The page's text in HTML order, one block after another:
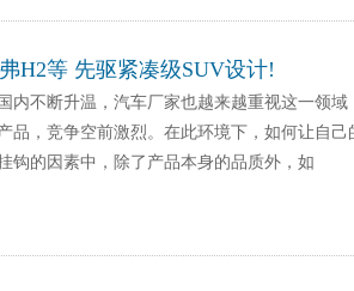
H2等 先驱紧凑级SUV设计!
内不断升温，汽车厂家也越来越重视这一领
品，竞争空前激烈。在此环境下，如何让自
钩的因素中，除了产品本身的品质外，如